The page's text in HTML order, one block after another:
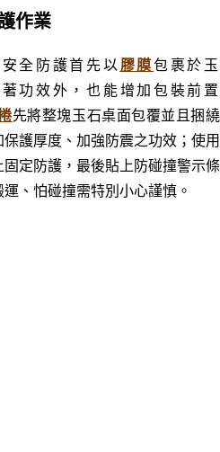
作業
全防護首先以膠膜包裹於 玉
功效外，也能增加包裝前置
先將整塊玉石桌面包覆並且捆繞
護厚度、加強防震之功效； 使用
固定防護，最後貼上防碰撞警示條
、怕碰撞需特別小心謹慎。